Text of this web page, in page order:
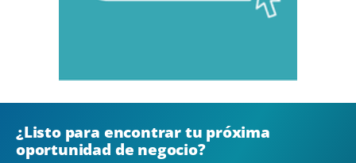
¿Listo para encontrar tu próxima
oportunidad de negocio?